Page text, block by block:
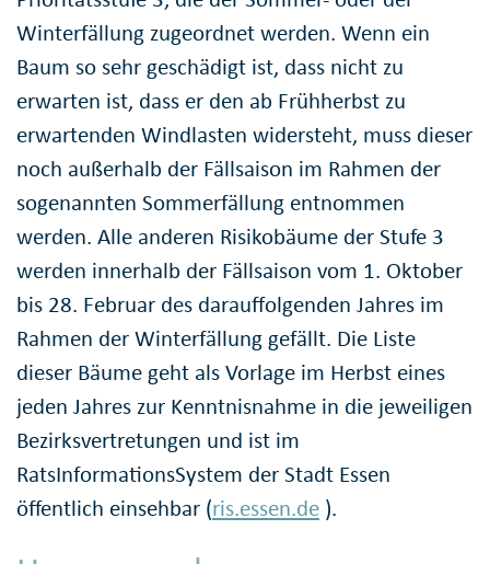
Winterfällung zugeordnet werden. Wenn ein
Baum so sehr geschädigt ist, dass nicht zu
erwarten ist, dass er den ab Frühherbst zu
erwartenden Windlasten widersteht, muss dieser
noch außerhalb der Fällsaison im Rahmen der
sogenannten Sommerfällung entnommen
werden. Alle anderen Risikobäume der Stufe 3
werden innerhalb der Fällsaison vom 1. Oktober
bis 28. Februar des darauffolgenden Jahres im
Rahmen der Winterfällung gefällt. Die Liste
dieser Bäume geht als Vorlage im Herbst eines
jeden Jahres zur Kenntnisnahme in die jeweiligen
Bezirksvertretungen und ist im
RatsInformationsSystem der Stadt Essen
öffentlich einsehbar (ris.essen.de ).